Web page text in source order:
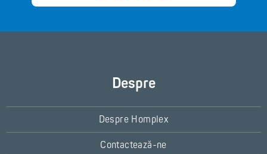
Despre
Despre Homplex
Contactează-ne